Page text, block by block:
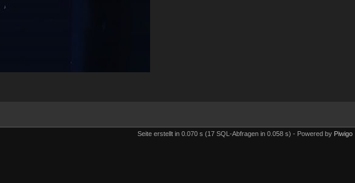
Seite erstellt in 0.070 s (17 SQL-Abfragen in 0.058 s) - Powered by Piwigo